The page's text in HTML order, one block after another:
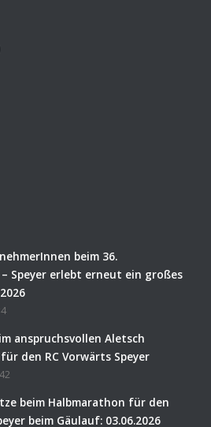
beim 36.
Speyer erlebt erneut ein großes
anspruchsvollen Aletsch
den RC Vorwärts Speyer
beim Halbmarathon für den
beim Gäulauf: 03.06.2026